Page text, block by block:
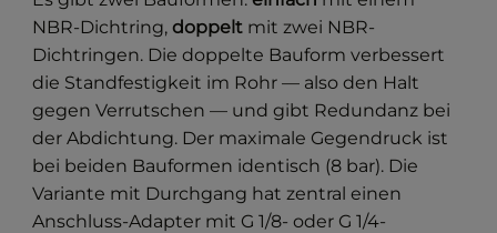
NBR-Dichtring,doppelt mit zwei NBR-
Dichtringen. Die doppelte Bauform verbessert
die Standfestigkeit im Rohr — also den Halt
gegen Verrutschen — und gibt Redundanz bei
der Abdichtung. Der maximale Gegendruck ist
bei beiden Bauformen identisch (8 bar). Die
Variante mit Durchgang hat zentral einen
Anschluss-Adapter mit G 1/8- oder G 1/4-